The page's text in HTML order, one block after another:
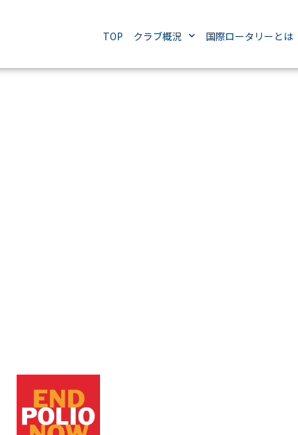
TOP クラブ概況 国際ロータリーとは